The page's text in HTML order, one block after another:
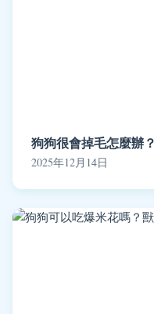
狗狗很會掉毛怎麼辦
2025年12月14日